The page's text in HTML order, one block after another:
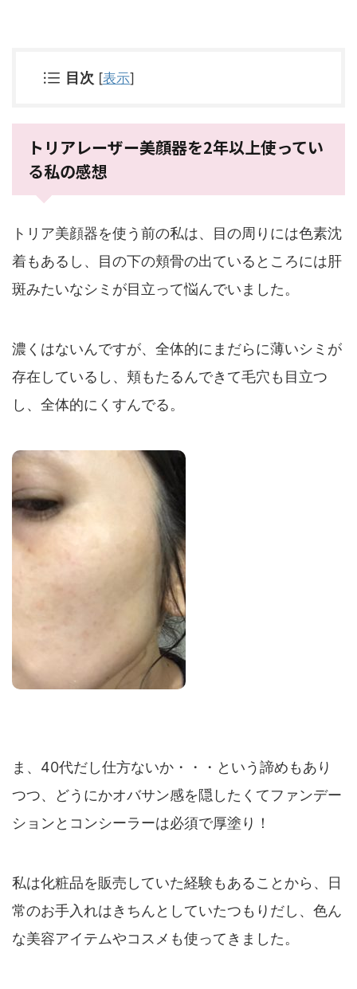
目次 [表示]
トリアレーザー美顔器を2年以上使ってい
る私の感想
トリア美顔器を使う前の私は、目の周りには色素沈
着もあるし、目の下の頬骨の出ているところには肝
斑みたいなシミが目立って悩んでいました。
濃くはないんですが、全体的にまだらに薄いシミが
存在しているし、頬もたるんできて毛穴も目立つ
し、全体的にくすんでる。
ま、40代だし仕方ないか・・・という諦めもあり
つつ、どうにかオバサン感を隠したくてファンデー
ションとコンシーラーは必須で厚塗り！
私は化粧品を販売していた経験もあることから、日
常のお手入れはきちんとしていたつもりだし、色ん
な美容アイテムやコスメも使ってきました。